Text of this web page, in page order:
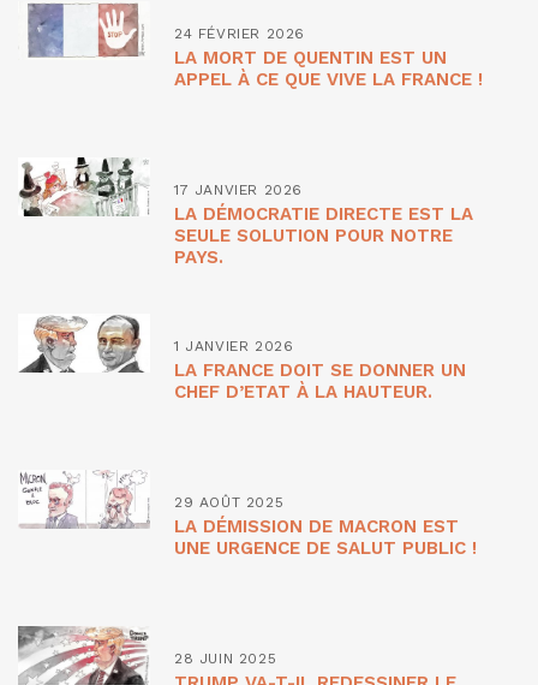
24 FÉVRIER 2026
LA MORT DE QUENTIN EST UN
APPEL À CE QUE VIVE LA FRANCE !
17 JANVIER 2026
LA DÉMOCRATIE DIRECTE EST LA
SEULE SOLUTION POUR NOTRE
PAYS.
1 JANVIER 2026
LA FRANCE DOIT SE DONNER UN
CHEF D’ETAT À LA HAUTEUR.
29 AOÛT 2025
LA DÉMISSION DE MACRON EST
UNE URGENCE DE SALUT PUBLIC !
28 JUIN 2025